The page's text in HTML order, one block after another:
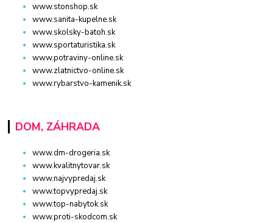
www.stonshop.sk
www.sanita-kupelne.sk
www.skolsky-batoh.sk
www.sportaturistika.sk
www.potraviny-online.sk
www.zlatnictvo-online.sk
www.rybarstvo-kamenik.sk
DOM, ZÁHRADA
www.dm-drogeria.sk
www.kvalitnytovar.sk
www.najvypredaj.sk
www.topvypredaj.sk
www.top-nabytok.sk
www.proti-skodcom.sk